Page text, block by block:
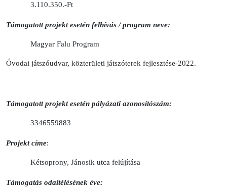
3.110.350.-Ft
Támogatott projekt esetén felhívás / program neve:
Magyar Falu Program
Óvodai játszóudvar, közterületi játszóterek fejlesztése-2022.
Támogatott projekt esetén pályázati azonosítószám:
3346559883
Projekt címe:
Kétsoprony, Jánosik utca felújítása
Támogatás odaítélésének éve: